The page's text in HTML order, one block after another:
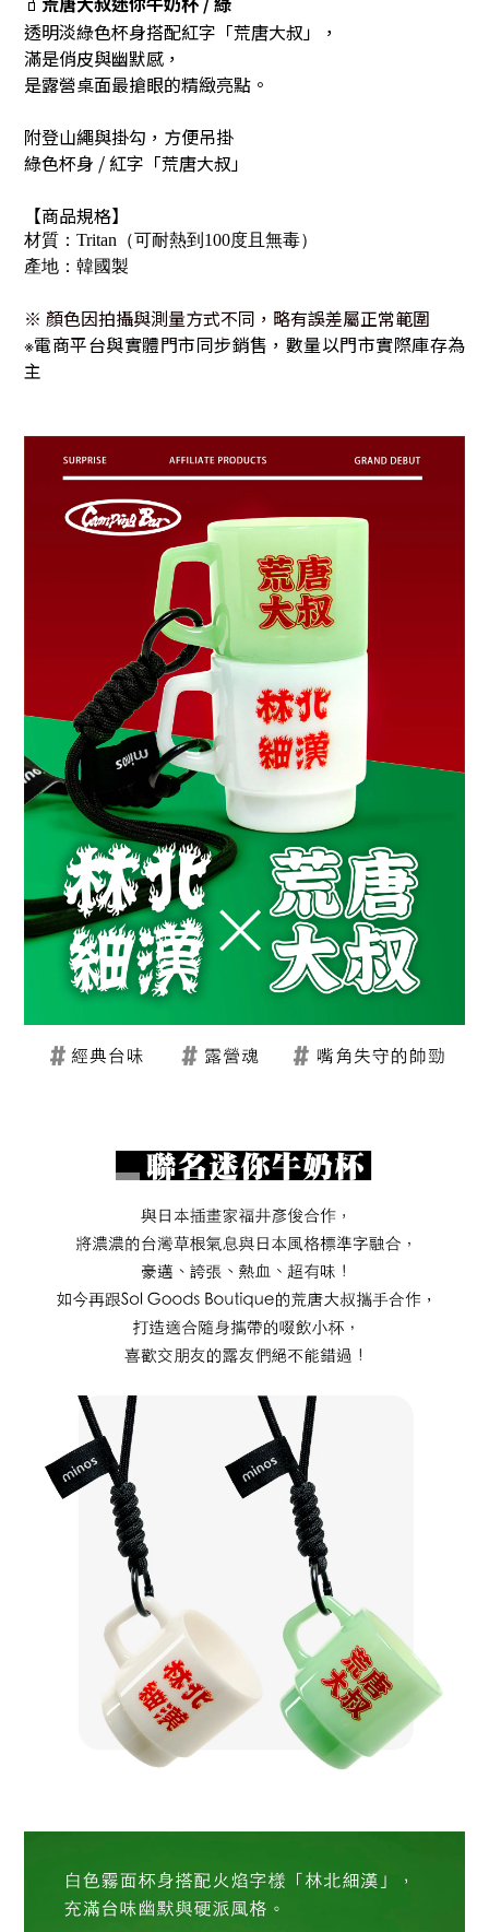
透明淡綠色杯身搭配紅字「荒唐大叔」，
滿是俏皮與幽默感，
是露營桌面最搶眼的精緻亮點。
附登山繩與掛勾，方便吊掛
綠色杯身 / 紅字「荒唐大叔」
【商品規格】
材質：Tritan（可耐熱到100度且無毒）
產地：韓國製
※ 顏色因拍攝與測量方式不同，略有誤差屬正常範圍
※電商平台與實體門市同步銷售，數量以門市實際庫存為
主